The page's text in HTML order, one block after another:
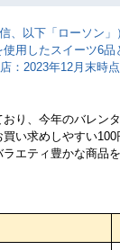
、以下「ローソン」
用したスイーツ6品
：2023年12月末時
り、今年のバレン
い求めしやすい100
エティ豊かな商品